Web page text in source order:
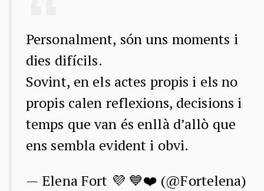
Personalment, són uns moments i
dies difícils.
Sovint, en els actes propis i els no
propis calen reflexions, decisions i
temps que van és enllà d’allò que
ens sembla evident i obvi.
— Elena Fort 💜 💙❤️ (@Fortelena)